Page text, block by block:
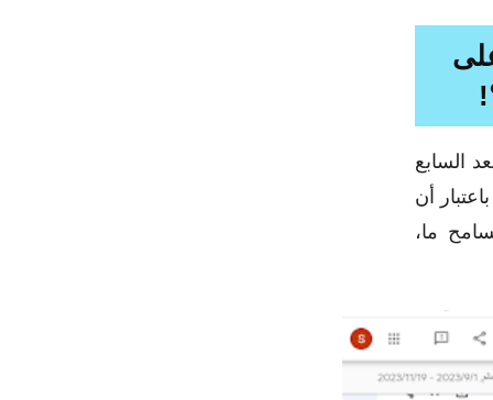
الفلسطيني الإسرائيلي 2023 على
بعد السابع
أن
ما،